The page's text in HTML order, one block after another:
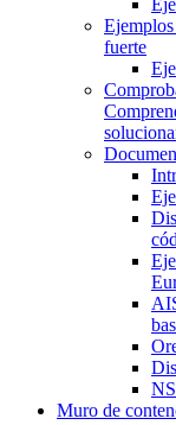
fuerte
Muro de